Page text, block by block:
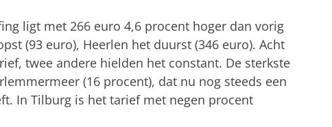
ligt met 266 euro 4,6 procent hoger dan vorig
(93 euro), Heerlen het duurst (346 euro). Acht
twee andere hielden het constant. De sterkste
(16 procent), dat nu nog steeds een
In Tilburg is het tarief met negen procent